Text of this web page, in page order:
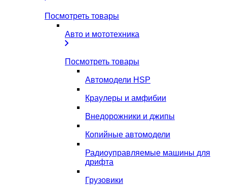
Посмотреть товары
Авто и мототехника
Посмотреть товары
Автомодели HSP
Краулеры и амфибии
Внедорожники и джипы
Копийные автомодели
Радиоуправляемые машины для
дрифта
Грузовики